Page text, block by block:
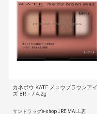
カネボウ KATE メロウブラウンアイ
ズ BR－7 4.2g
サンドラッグe-shop JRE MALL店